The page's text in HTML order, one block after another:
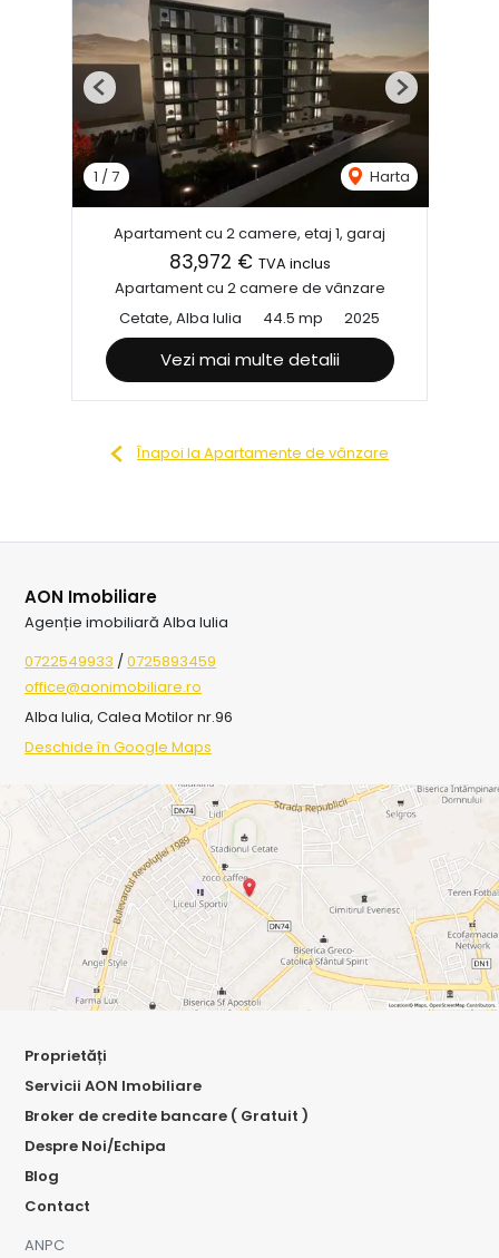
1 /7 Harta
Previous Next
Apartament cu 2 camere, etaj 1, garaj
83,972 € TVA inclus
Apartament cu 2 camere de vânzare
Cetate, Alba Iulia
44.5 mp 2025
Vezi mai multe detalii
Înapoi la Apartamente de vânzare
AON Imobiliare
Agenție imobiliară Alba Iulia
0722549933 / 0725893459
office@aonimobiliare.ro
Alba Iulia, Calea Motilor nr.96
Deschide în Google Maps
Proprietăți
Servicii AON Imobiliare
Broker de credite bancare ( Gratuit )
Despre Noi/Echipa
Blog
Contact
ANPC